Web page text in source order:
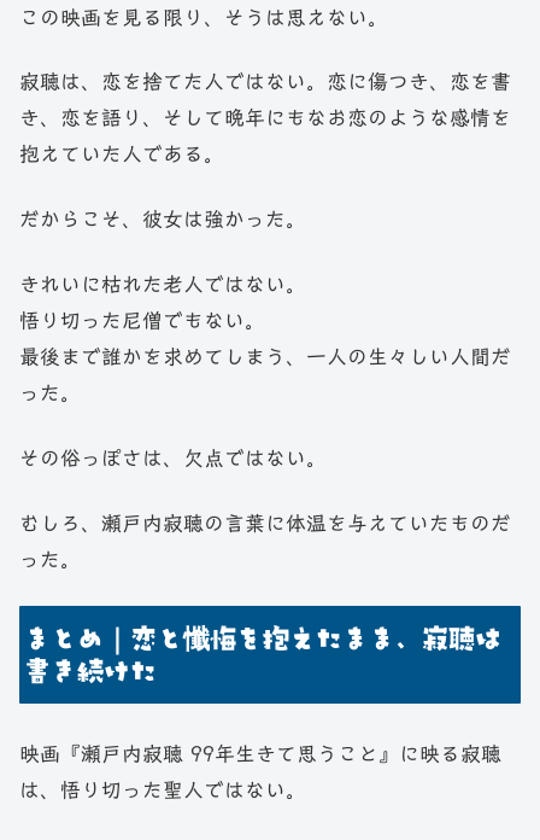
この映画を見る限り、そうは思えない。
寂聴は、恋を捨てた人ではない。恋に傷つき、恋を書
き、恋を語り、そして晩年にもなお恋のような感情を
抱えていた人である。
だからこそ、彼女は強かった。
きれいに枯れた老人ではない。
悟り切った尼僧でもない。
最後まで誰かを求めてしまう、一人の生々しい人間だ
った。
その俗っぽさは、欠点ではない。
むしろ、瀬戸内寂聴の言葉に体温を与えていたものだ
った。
まとめ｜恋と懺悔を抱えたまま、寂聴は
書き続けた
映画『瀬戸内寂聴 99年生きて思うこと』に映る寂聴
は、悟り切った聖人ではない。